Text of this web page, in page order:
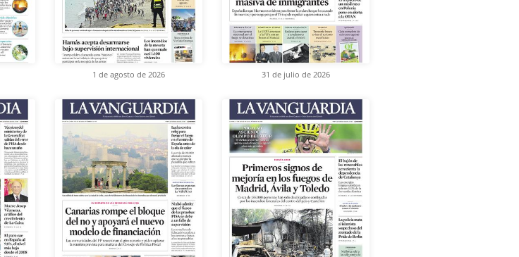
1 de agosto de 2026 31 de julio de 2026